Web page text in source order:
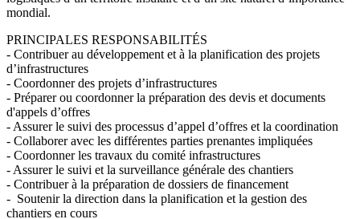
mondial.
PRINCIPALES RESPONSABILITÉS
- Contribuer au développement et à la planification des projets
d’infrastructures
- Coordonner des projets d’infrastructures
- Préparer ou coordonner la préparation des devis et documents
d'appels d’offres
- Assurer le suivi des processus d’appel d’offres et la coordination
- Collaborer avec les différentes parties prenantes impliquées
- Coordonner les travaux du comité infrastructures
- Assurer le suivi et la surveillance générale des chantiers
- Contribuer à la préparation de dossiers de financement
- Soutenir la direction dans la planification et la gestion des
chantiers en cours